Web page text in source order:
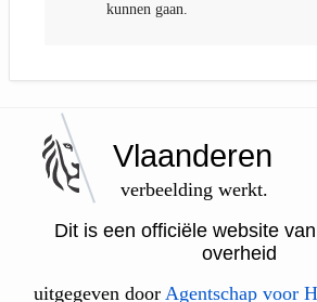
kunnen gaan.
Vlaanderen
verbeelding werkt.
Dit is een officiële website
overheid
uitgegeven door Agentschap voor